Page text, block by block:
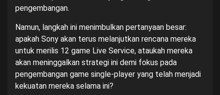
pengembangan.
Namun, langkah ini menimbulkan pertanyaan besar:
apakah Sony akan terus melanjutkan rencana mereka
untuk merilis 12 game Live Service, ataukah mereka
akan meninggalkan strategi ini demi fokus pada
pengembangan game single-player yang telah menjadi
kekuatan mereka selama ini?